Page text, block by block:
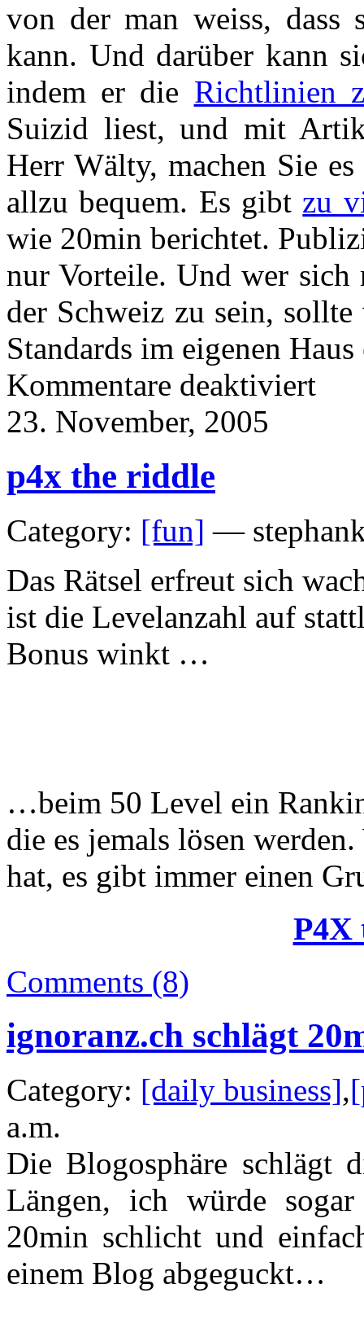
von der man weiss, dass
kann. Und darüber kann
indem er die Richtlinien
Suizid liest, und mit
Herr Wälty, machen Sie
allzu bequem. Es gibt zu
wie 20min berichtet.
nur Vorteile. Und wer sich
der Schweiz zu sein,
Standards im eigenen
Kommentare deaktiviert
23. November, 2005
p4x the riddle
Category: [fun] —
Das Rätsel erfreut sich
ist die Levelanzahl auf
Bonus winkt …
…beim 50 Level ein
die es jemals lösen
hat, es gibt immer einen
P4X
Comments (8)
ignoranz.ch schlägt
Category: [daily business],
a.m.
Die Blogosphäre schlägt
Längen, ich würde
20min schlicht und
einem Blog abgeguckt…